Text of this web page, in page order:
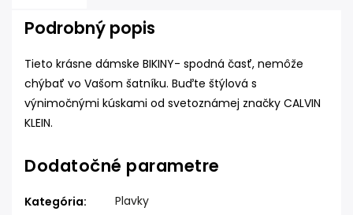
Podrobný popis
Tieto krásne dámske BIKINY- spodná časť, nemôže
chýbať vo Vašom šatníku. Buďte štýlová s
výnimočnými kúskami od svetoznámej značky CALVIN
KLEIN.
Dodatočné parametre
Kategória:
Plavky